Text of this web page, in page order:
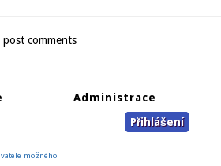
comments
možného
Administrace
Přihlášení